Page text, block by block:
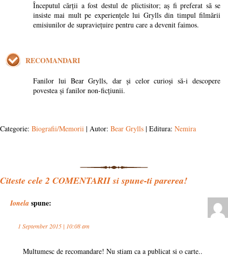
Începutul cărții a fost destul de plictisitor; aș fi preferat să se
insiste mai mult pe experiențele lui Grylls din timpul filmării
emisiunilor de supraviețuire pentru care a devenit faimos.
RECOMANDARI
Fanilor lui Bear Grylls, dar și celor curioși să-i descopere
povestea și fanilor non-ficțiunii.
Categorie: Biografii/Memorii | Autor: Bear Grylls | Editura: Nemira
Citeste cele2 COMENTARII si spune-ti parerea!
Ionela spune:
1 September 2015 | 10:08 am
Multumesc de recomandare! Nu stiam ca a publicat si o carte..